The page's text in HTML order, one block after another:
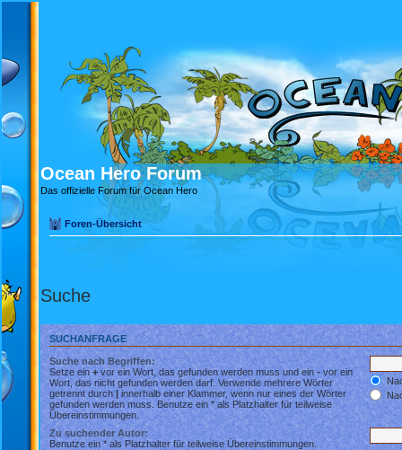
Ocean Hero Forum
Das offizielle Forum für Ocean Hero
Foren-Übersicht
Suche
SUCHANFRAGE
Suche nach Begriffen:
Setze ein+ vor ein Wort, das gefunden werden muss und ein- vor ein
Wort, das nicht gefunden werden darf. Verwende mehrere Wörter
getrennt durch|innerhalb einer Klammer, wenn nur eines der Wörter
gefunden werden muss. Benutze ein * als Platzhalter für teilweise
Übereinstimmungen.
Zu suchender Autor:
Benutze ein * als Platzhalter für teilweise Übereinstimmungen.